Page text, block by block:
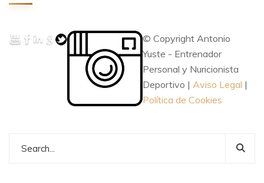
© Copyright Antonio
Yuste - Entrenador
Personal y Nuricionista
Deportivo | Aviso Legal |
Política de Cookies